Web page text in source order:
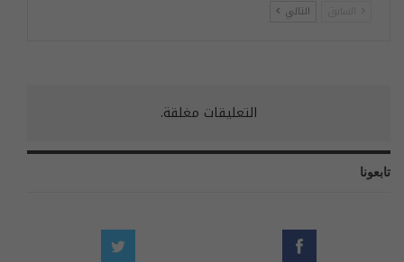
التالي
التعليقات مغلقة.
تابعونا